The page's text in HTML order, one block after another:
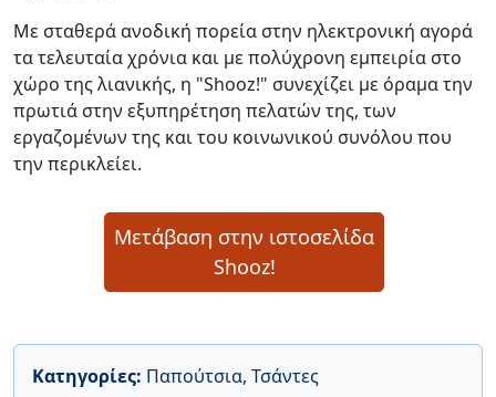
Με σταθερά ανοδική πορεία στην ηλεκτρονική αγορά
τα τελευταία χρόνια και με πολύχρονη εμπειρία στο
χώρο της λιανικής, η "Shooz!" συνεχίζει με όραμα την
πρωτιά στην εξυπηρέτηση πελατών της, των
εργαζομένων της και του κοινωνικού συνόλου που
την περικλείει.
Μετάβαση στην ιστοσελίδα
Shooz!
Κατηγορίες: Παπούτσια, Τσάντες